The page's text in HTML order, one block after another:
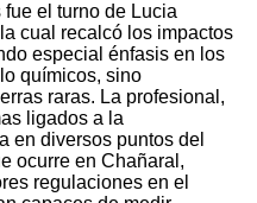
el turno de Lucia
cual recalcó los impactos
especial énfasis en los
químicos, sino
raras. La profesional,
ligados a la
en diversos puntos del
ocurre en Chañaral,
regulaciones en el